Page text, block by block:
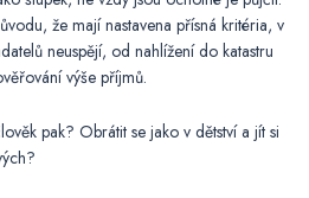
že mají nastavena přísná kritéria, v
neuspějí, od nahlížení do katastru
výše příjmů.
pak? Obrátit se jako v dětství a jít si